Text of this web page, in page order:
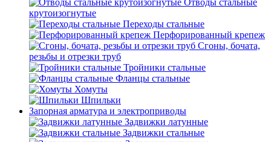
Отводы стальные
крутоизогнутые
Переходы стальные
Перфорированный крепеж
Сгоны, бочата,
резьбы и отрезки труб
Тройники стальные
Фланцы стальные
Хомуты
Шпильки
Запорная арматура и электроприводы
Задвижки латунные
Задвижки стальные